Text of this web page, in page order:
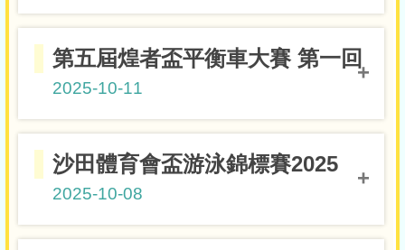
小六組
二等獎
6A郭鎬賢
三等獎
小四組
二等獎
4A黎珞晴
第五屆煌者盃平衡車大賽 第一回
2025-10-11
公開組
季軍
4A黎珞晴
冠軍
沙田體育會盃游泳錦標賽2025
2025-10-08